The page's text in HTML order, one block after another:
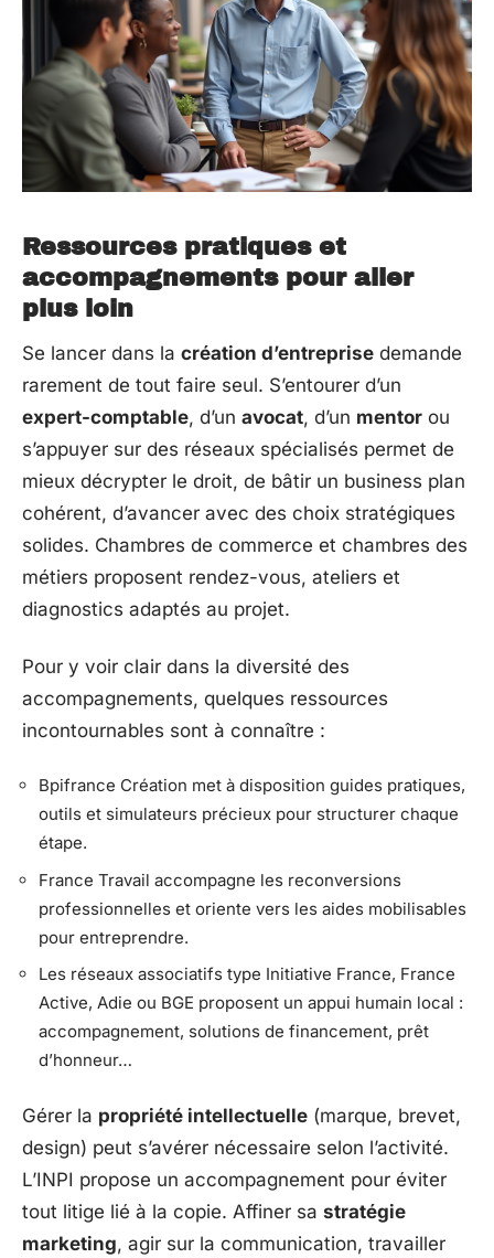
Ressources pratiques et
accompagnements pour aller
plus loin
Se lancer dans la création d’entreprise demande
rarement de tout faire seul. S’entourer d’un
expert-comptable, d’un avocat, d’un mentor ou
s’appuyer sur des réseaux spécialisés permet de
mieux décrypter le droit, de bâtir un business plan
cohérent, d’avancer avec des choix stratégiques
solides. Chambres de commerce et chambres des
métiers proposent rendez-vous, ateliers et
diagnostics adaptés au projet.
Pour y voir clair dans la diversité des
accompagnements, quelques ressources
incontournables sont à connaître :
Bpifrance Création met à disposition guides pratiques,
outils et simulateurs précieux pour structurer chaque
étape.
France Travail accompagne les reconversions
professionnelles et oriente vers les aides mobilisables
pour entreprendre.
Les réseaux associatifs type Initiative France, France
Active, Adie ou BGE proposent un appui humain local :
accompagnement, solutions de financement, prêt
d’honneur…
Gérer la propriété intellectuelle (marque, brevet,
design) peut s’avérer nécessaire selon l’activité.
L’INPI propose un accompagnement pour éviter
tout litige lié à la copie. Affiner sa stratégie
marketing, agir sur la communication, travailler